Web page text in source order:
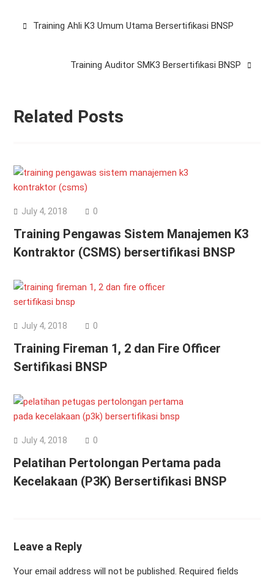
PostTraining Ahli K3 Umum Utama Bersertifikasi BNSP
Training Auditor SMK3 Bersertifikasi BNSP
Related Posts
July 4, 2018 0
Training Pengawas Sistem Manajemen K3
Kontraktor (CSMS) bersertifikasi BNSP
July 4, 2018 0
Training Fireman 1, 2 dan Fire Officer
Sertifikasi BNSP
July 4, 2018 0
Pelatihan Pertolongan Pertama pada
Kecelakaan (P3K) Bersertifikasi BNSP
Leave a Reply
Your email address will not be published. Required fields